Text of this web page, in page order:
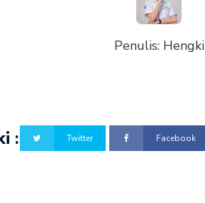
Penulis: Hengki
: Twitter Facebook